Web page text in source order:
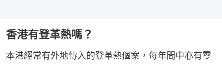
香港有登革熱嗎？
本港經常有外地傳入的登革熱個案，每年間中亦有零